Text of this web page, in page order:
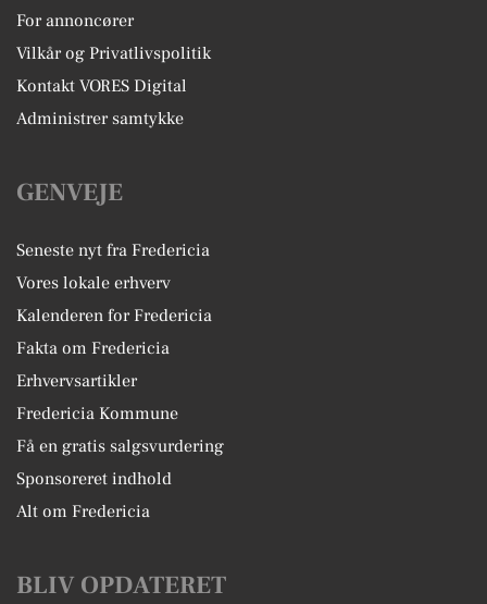
For annoncører
Vilkår og Privatlivspolitik
Kontakt VORES Digital
Administrer samtykke
GENVEJE
Seneste nyt fra Fredericia
Vores lokale erhverv
Kalenderen for Fredericia
Fakta om Fredericia
Erhvervsartikler
Fredericia Kommune
Få en gratis salgsvurdering
Sponsoreret indhold
Alt om Fredericia
BLIV OPDATERET